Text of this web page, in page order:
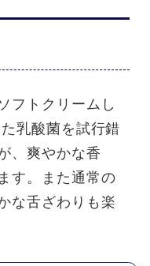
フトクリームし
乳酸菌を試行錯
、爽やかな香
す。また通常の
な舌ざわりも楽